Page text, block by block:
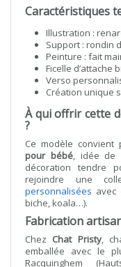
Caractéristiques
Illustration :
Support : rondin
Peinture : fait
Ficelle d’attache
Verso
Création unique
À qui offrir cette
?
Ce modèle convient
pour bébé, idée de
décoration tendre
rejoindre une
personnalisées avec
biche, koala…).
Fabrication
Chez Chat Pristy,
emballée avec le
Racquinghem